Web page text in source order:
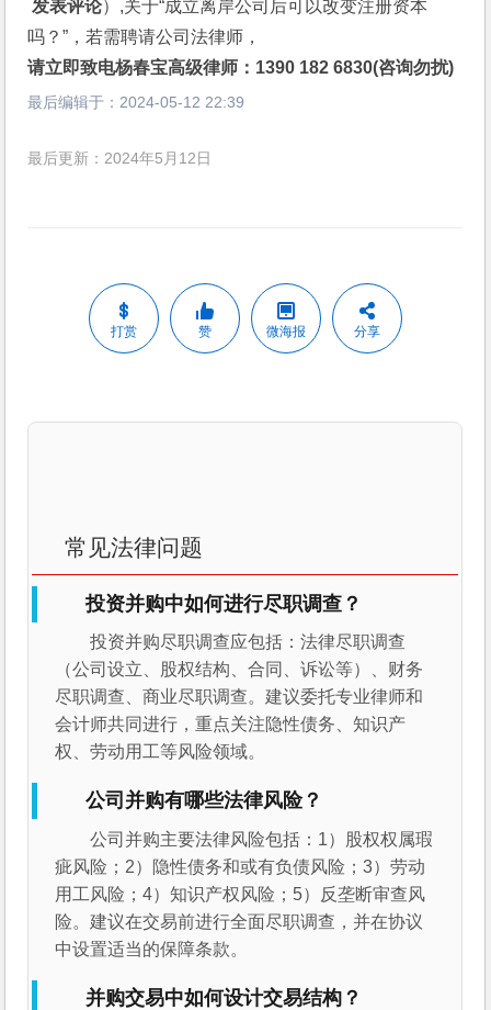
发表评论）,关于“成立离岸公司后可以改变注册资本
吗？”，若需聘请公司法律师，
请立即致电杨春宝高级律师：1390 182 6830(咨询勿扰)
最后编辑于： 2024-05-12 22:39
最后更新：2024年5月12日
打赏 赞 微海报 分享
常见法律问题
投资并购中如何进行尽职调查？
投资并购尽职调查应包括：法律尽职调查
（公司设立、股权结构、合同、诉讼等）、财务
尽职调查、商业尽职调查。建议委托专业律师和
会计师共同进行，重点关注隐性债务、知识产
权、劳动用工等风险领域。
公司并购有哪些法律风险？
公司并购主要法律风险包括：1）股权权属瑕
疵风险；2）隐性债务和或有负债风险；3）劳动
用工风险；4）知识产权风险；5）反垄断审查风
险。建议在交易前进行全面尽职调查，并在协议
中设置适当的保障条款。
并购交易中如何设计交易结构？